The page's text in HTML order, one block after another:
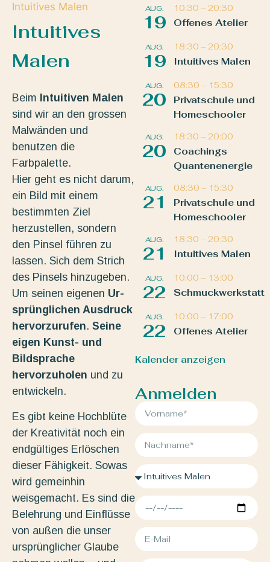
Intuitives Malen
Intuitives
Malen
Beim Intuitiven Malen
sind wir an den grossen
Malwänden und
benutzen die
Farbpalette.
Hier geht es nicht darum,
ein Bild mit einem
bestimmten Ziel
herzustellen, sondern
den Pinsel führen zu
lassen. Sich dem Strich
des Pinsels hinzugeben.
Um seinen eigenen Ur-
sprünglichen Ausdruck
hervorzurufen. Seine
eigen Kunst- und
Bildsprache
hervorzuholen und zu
entwickeln.
Es gibt keine Hochblüte
der Kreativität noch ein
endgültiges Erlöschen
dieser Fähigkeit. Sowas
wird gemeinhin
weisgemacht. Es sind die
Belehrung und Einflüsse
von außen die unser
ursprünglicher Glaube
AUG.
19
10:30 – 20:30
Offenes Atelier
AUG.
19
18:30 – 20:30
Intuitives Malen
AUG.
20
08:30 – 15:30
Privatschule und
Homeschooler
AUG.
20
18:30 – 20:00
Coachings
Quantenenergie
AUG.
21
08:30 – 15:30
Privatschule und
Homeschooler
AUG.
21
18:30 – 20:30
Intuitives Malen
AUG.
22
10:00 – 13:00
Schmuckwerkstatt
AUG.
22
10:00 – 17:00
Offenes Atelier
Kalender anzeigen
Anmelden